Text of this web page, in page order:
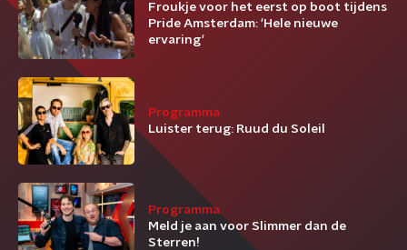
Froukje voor het eerst op boot tijdens
Pride Amsterdam: 'Hele nieuwe
ervaring'
Programma
Luister terug: Ruud du Soleil
Programma
Meld je aan voor Slimmer dan de
Sterren!